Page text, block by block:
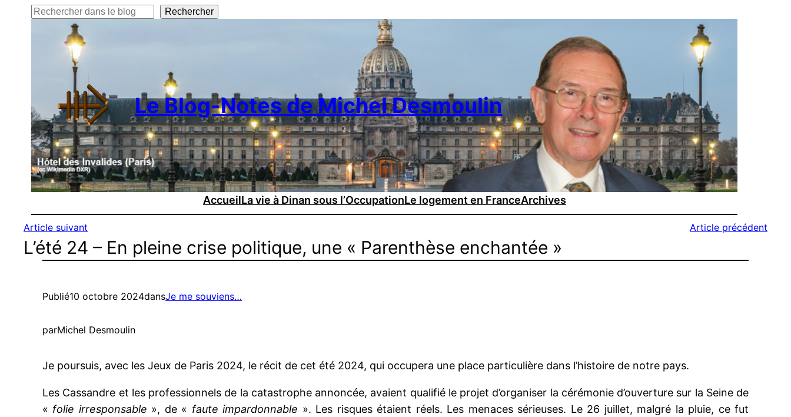
Rechercher Rechercher
Le Blog-Notes de Michel Desmoulin
AccueilLa vie à Dinan sous l’OccupationLe logement en FranceArchives
Article suivant Article précédent
L’été 24 – En pleine crise politique, une « Parenthèse enchantée »
Publié10 octobre 2024dansJe me souviens…
parMichel Desmoulin
Je poursuis, avec les Jeux de Paris 2024, le récit de cet été 2024, qui occupera une place particulière dans l’histoire de notre pays.
Les Cassandre et les professionnels de la catastrophe annoncée, avaient qualifié le projet d’organiser la cérémonie d’ouverture sur la Seine de
« folie irresponsable », de « faute impardonnable ». Les risques étaient réels. Les menaces sérieuses. Le 26 juillet, malgré la pluie, ce fut